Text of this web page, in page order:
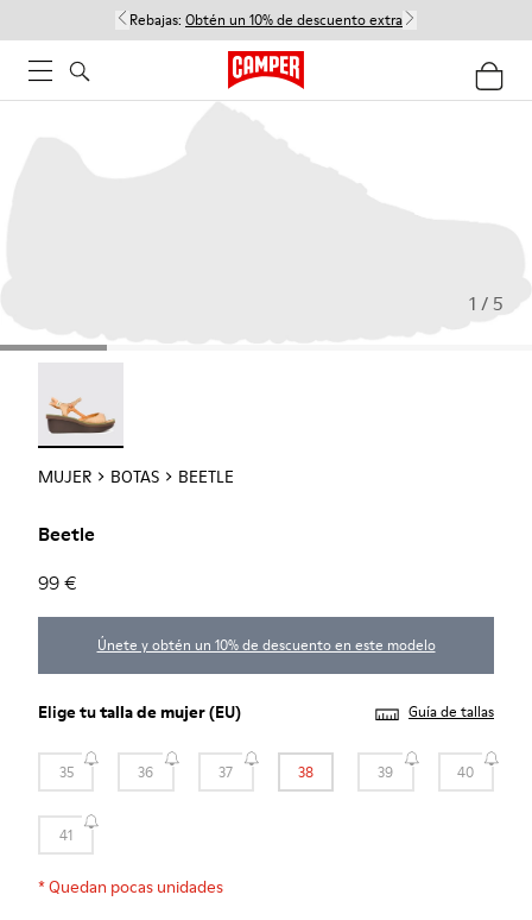
Rebajas: Obtén un 10% de descuento extra
1 / 5
MUJER BOTAS BEETLE
Beetle
99 €
Únete y obtén un 10% de descuento en este modelo
Elige tutalla de mujer(EU) Guía de tallas
35 36 37 38 39 40
41
*Quedan pocas unidades